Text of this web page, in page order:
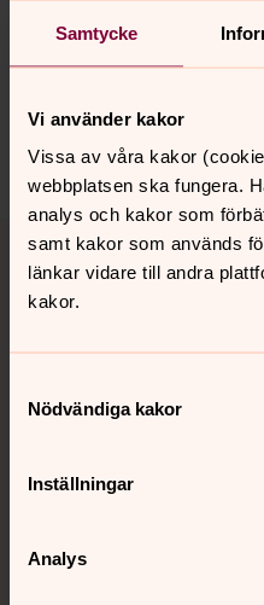
Samtycke
Vi använder kakor
Vissa av våra kakor
webbplatsen ska fungera.
analys och kakor som
samt kakor som används
länkar vidare till andra
kakor.
Nödvändiga kakor
Inställningar
Analys
Synpunkter eller
innehåll?
Dela
Tillbaka till toppen
Tillbaka till innehållet
Kontakt